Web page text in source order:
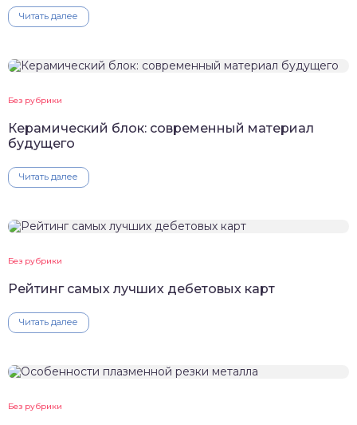
Читать далее
Без рубрики
Керамический блок: современный материал
будущего
Читать далее
Без рубрики
Рейтинг самых лучших дебетовых карт
Читать далее
Без рубрики